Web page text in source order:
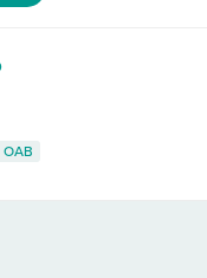
OAB